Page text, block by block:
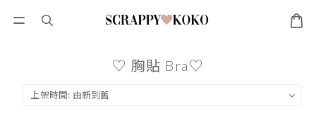
♡ 胸貼 Bra♡